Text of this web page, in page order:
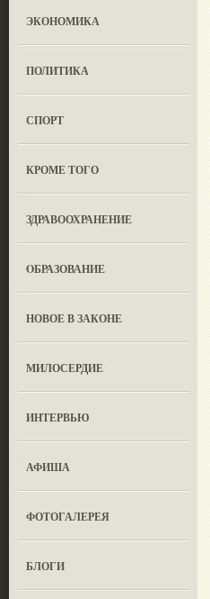
ЭКОНОМИКА
ПОЛИТИКА
СПОРТ
КРОМЕ ТОГО
ЗДРАВООХРАНЕНИЕ
OБРАЗОВАНИЕ
НОВОЕ В ЗАКОНЕ
МИЛОСЕРДИЕ
ИНТЕРВЬЮ
АФИША
ФОТОГАЛЕРЕЯ
БЛОГИ